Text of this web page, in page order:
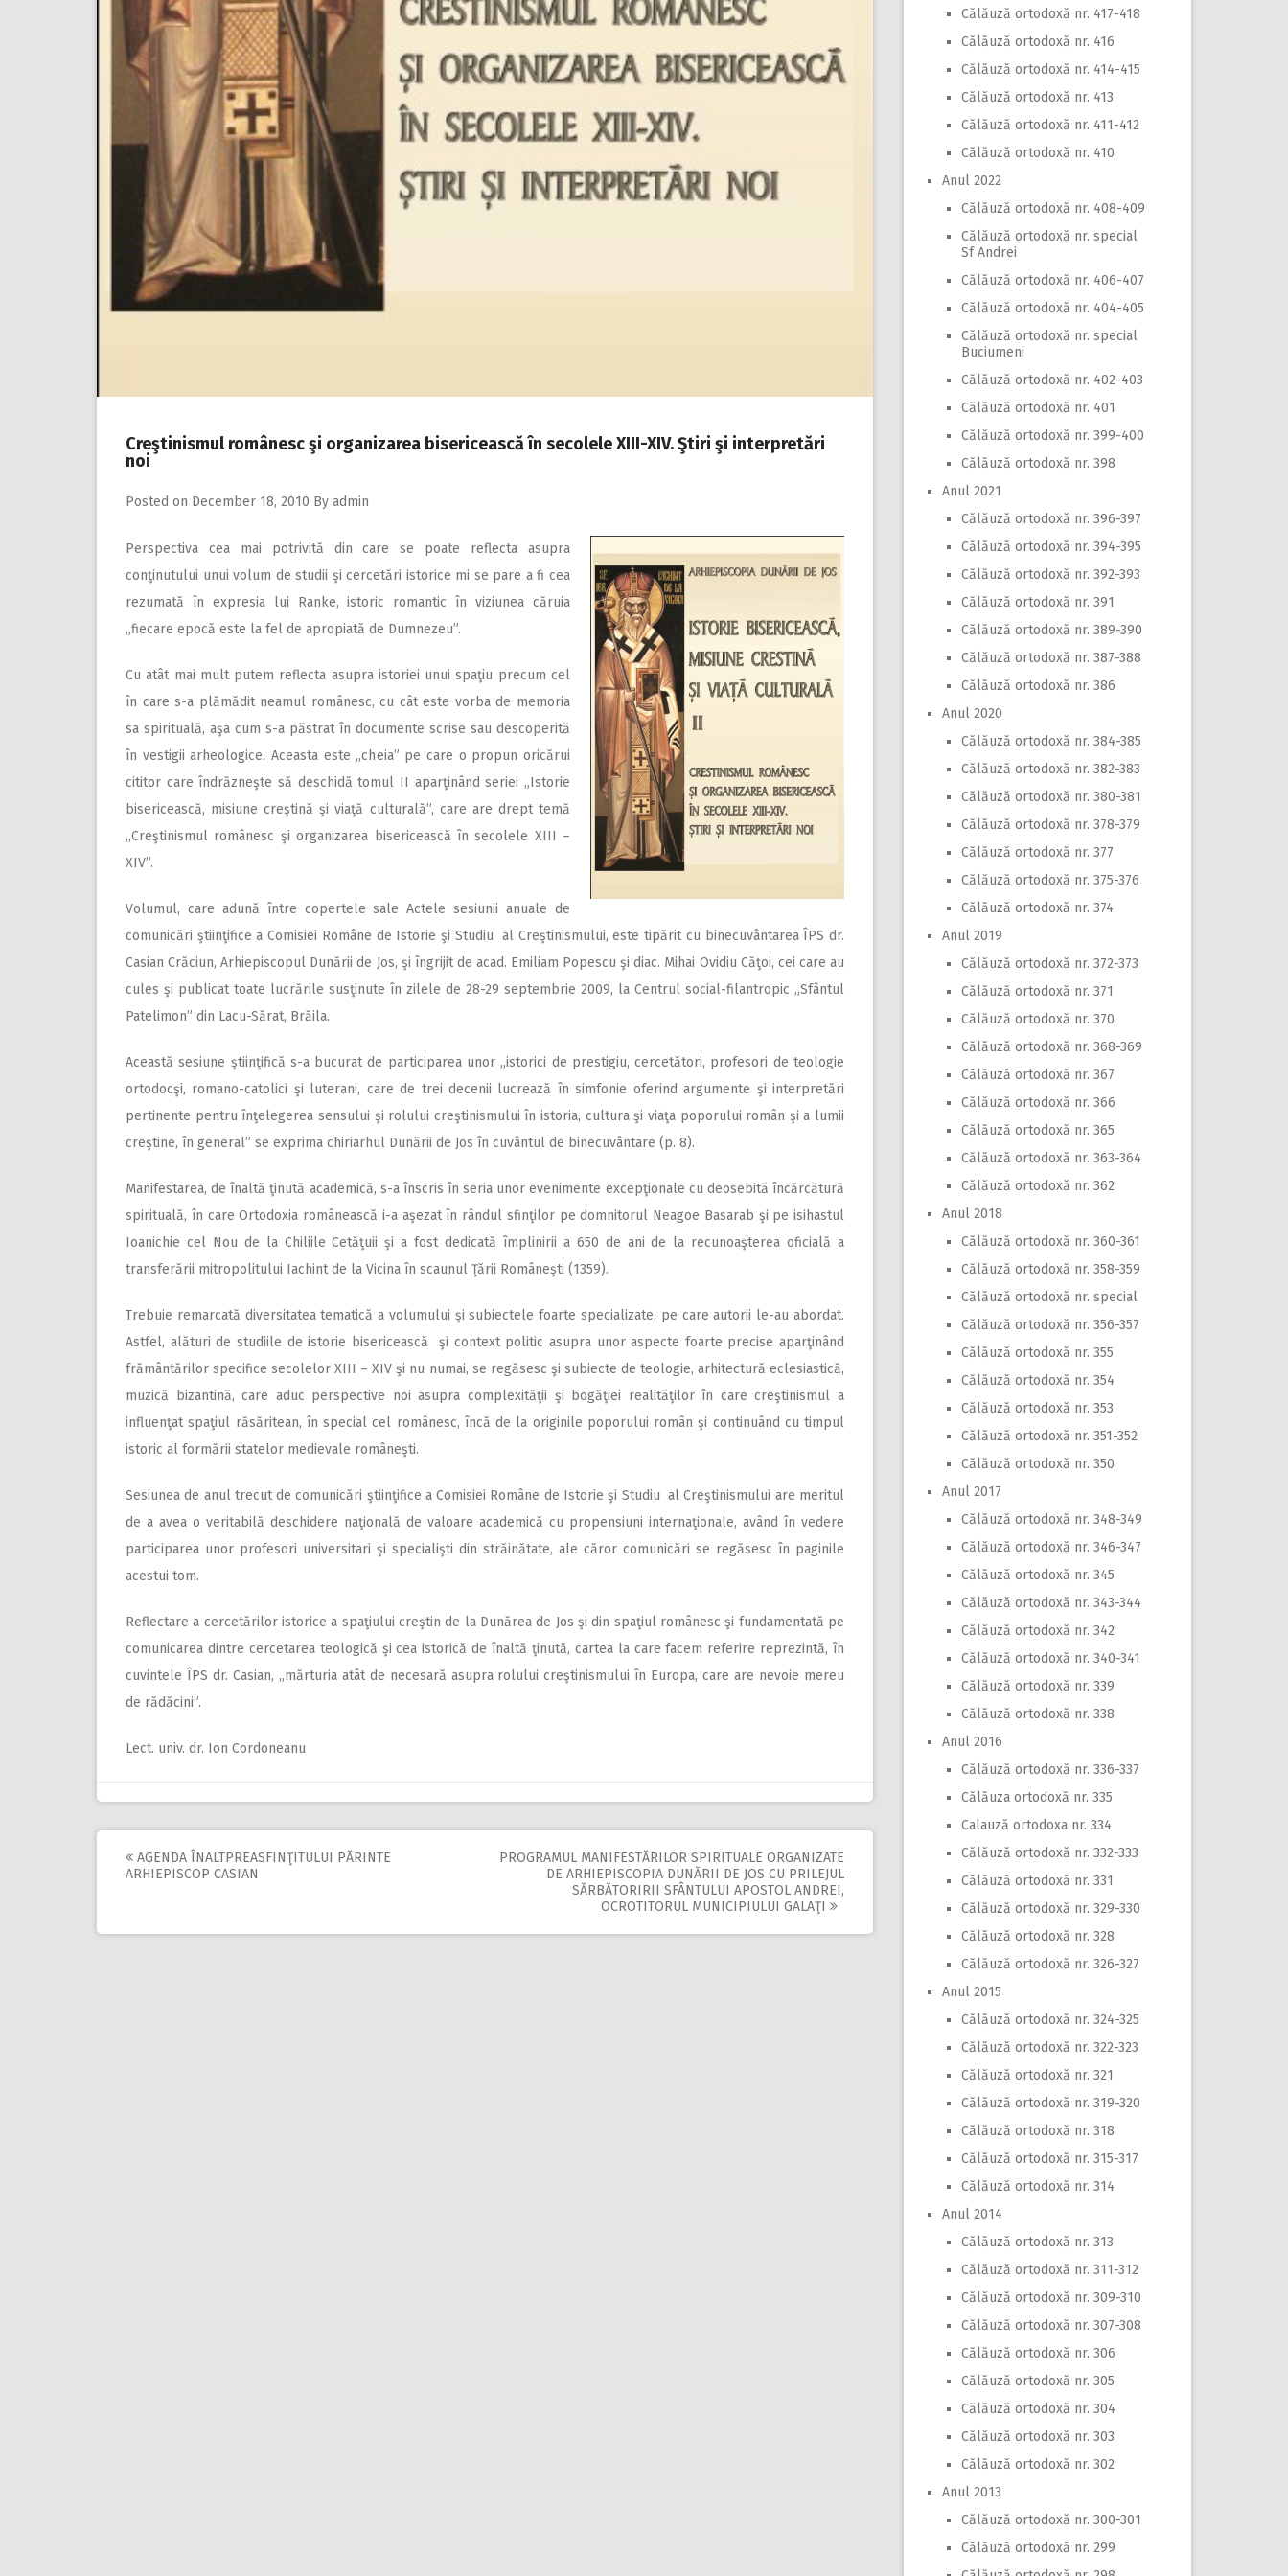
Creştinismul românesc şi organizarea bisericească în secolele XIII-XIV. Ştiri şi interpretări
noi
Posted on December 18, 2010 By admin
Perspectiva cea mai potrivită din care se poate reflecta asupra
conţinutului unui volum de studii şi cercetări istorice mi se pare a fi cea
rezumată în expresia lui Ranke, istoric romantic în viziunea căruia
„fiecare epocă este la fel de apropiată de Dumnezeu”.
Cu atât mai mult putem reflecta asupra istoriei unui spaţiu precum cel
în care s-a plămădit neamul românesc, cu cât este vorba de memoria
sa spirituală, aşa cum s-a păstrat în documente scrise sau descoperită
în vestigii arheologice. Aceasta este „cheia” pe care o propun oricărui
cititor care îndrăzneşte să deschidă tomul II aparţinând seriei „Istorie
bisericească, misiune creştină şi viaţă culturală”, care are drept temă
,,Creştinismul românesc şi organizarea bisericească în secolele XIII –
XIV”.
Volumul, care adună între copertele sale Actele sesiunii anuale de
comunicări ştiinţifice a Comisiei Române de Istorie şi Studiu al Creştinismului, este tipărit cu binecuvântarea ÎPS dr.
Casian Crăciun, Arhiepiscopul Dunării de Jos, şi îngrijit de acad. Emiliam Popescu şi diac. Mihai Ovidiu Căţoi, cei care au
cules şi publicat toate lucrările susţinute în zilele de 28-29 septembrie 2009, la Centrul social-filantropic „Sfântul
Patelimon” din Lacu-Sărat, Brăila.
Această sesiune ştiinţifică s-a bucurat de participarea unor „istorici de prestigiu, cercetători, profesori de teologie
ortodocşi, romano-catolici şi luterani, care de trei decenii lucrează în simfonie oferind argumente şi interpretări
pertinente pentru înţelegerea sensului şi rolului creştinismului în istoria, cultura şi viaţa poporului român şi a lumii
creştine, în general” se exprima chiriarhul Dunării de Jos în cuvântul de binecuvântare (p. 8).
Manifestarea, de înaltă ţinută academică, s-a înscris în seria unor evenimente excepţionale cu deosebită încărcătură
spirituală, în care Ortodoxia românească i-a aşezat în rândul sfinţilor pe domnitorul Neagoe Basarab şi pe isihastul
Ioanichie cel Nou de la Chiliile Cetăţuii şi a fost dedicată împlinirii a 650 de ani de la recunoaşterea oficială a
transferării mitropolitului Iachint de la Vicina în scaunul Ţării Româneşti (1359).
Trebuie remarcată diversitatea tematică a volumului şi subiectele foarte specializate, pe care autorii le-au abordat.
Astfel, alături de studiile de istorie bisericească şi context politic asupra unor aspecte foarte precise aparţinând
frământărilor specifice secolelor XIII – XIV şi nu numai, se regăsesc şi subiecte de teologie, arhitectură eclesiastică,
muzică bizantină, care aduc perspective noi asupra complexităţii şi bogăţiei realităţilor în care creştinismul a
influenţat spaţiul răsăritean, în special cel românesc, încă de la originile poporului român şi continuând cu timpul
istoric al formării statelor medievale româneşti.
Sesiunea de anul trecut de comunicări ştiinţifice a Comisiei Române de Istorie şi Studiu al Creştinismului are meritul
de a avea o veritabilă deschidere naţională de valoare academică cu propensiuni internaţionale, având în vedere
participarea unor profesori universitari şi specialişti din străinătate, ale căror comunicări se regăsesc în paginile
acestui tom.
Reflectare a cercetărilor istorice a spaţiului creştin de la Dunărea de Jos şi din spaţiul românesc şi fundamentată pe
comunicarea dintre cercetarea teologică şi cea istorică de înaltă ţinută, cartea la care facem referire reprezintă, în
cuvintele ÎPS dr. Casian, „mărturia atât de necesară asupra rolului creştinismului în Europa, care are nevoie mereu
de rădăcini”.
Lect. univ. dr. Ion Cordoneanu
Post
AGENDA ÎNALTPREASFINŢITULUI PĂRINTE
ARHIEPISCOP CASIAN
PROGRAMUL MANIFESTĂRILOR SPIRITUALE ORGANIZATE
DE ARHIEPISCOPIA DUNĂRII DE JOS CU PRILEJUL
SĂRBĂTORIRII SFÂNTULUI APOSTOL ANDREI,
OCROTITORUL MUNICIPIULUI GALAŢI
Călăuză ortodoxă nr. 417-418
Călăuză ortodoxă nr. 416
Călăuză ortodoxă nr. 414-415
Călăuză ortodoxă nr. 413
Călăuză ortodoxă nr. 411-412
Călăuză ortodoxă nr. 410
Anul 2022
Călăuză ortodoxă nr. 408-409
Călăuză ortodoxă nr. special
Sf Andrei
Călăuză ortodoxă nr. 406-407
Călăuză ortodoxă nr. 404-405
Călăuză ortodoxă nr. special
Buciumeni
Călăuză ortodoxă nr. 402-403
Călăuză ortodoxă nr. 401
Călăuză ortodoxă nr. 399-400
Călăuză ortodoxă nr. 398
Anul 2021
Călăuză ortodoxă nr. 396-397
Călăuză ortodoxă nr. 394-395
Călăuză ortodoxă nr. 392-393
Călăuză ortodoxă nr. 391
Călăuză ortodoxă nr. 389-390
Călăuză ortodoxă nr. 387-388
Călăuză ortodoxă nr. 386
Anul 2020
Călăuză ortodoxă nr. 384-385
Călăuză ortodoxă nr. 382-383
Călăuză ortodoxă nr. 380-381
Călăuză ortodoxă nr. 378-379
Călăuză ortodoxă nr. 377
Călăuză ortodoxă nr. 375-376
Călăuză ortodoxă nr. 374
Anul 2019
Călăuză ortodoxă nr. 372-373
Călăuză ortodoxă nr. 371
Călăuză ortodoxă nr. 370
Călăuză ortodoxă nr. 368-369
Călăuză ortodoxă nr. 367
Călăuză ortodoxă nr. 366
Călăuză ortodoxă nr. 365
Călăuză ortodoxă nr. 363-364
Călăuză ortodoxă nr. 362
Anul 2018
Călăuză ortodoxă nr. 360-361
Călăuză ortodoxă nr. 358-359
Călăuză ortodoxă nr. special
Călăuză ortodoxă nr. 356-357
Călăuză ortodoxă nr. 355
Călăuză ortodoxă nr. 354
Călăuză ortodoxă nr. 353
Călăuză ortodoxă nr. 351-352
Călăuză ortodoxă nr. 350
Anul 2017
Călăuză ortodoxă nr. 348-349
Călăuză ortodoxă nr. 346-347
Călăuză ortodoxă nr. 345
Călăuză ortodoxă nr. 343-344
Călăuză ortodoxă nr. 342
Călăuză ortodoxă nr. 340-341
Călăuză ortodoxă nr. 339
Călăuză ortodoxă nr. 338
Anul 2016
Călăuză ortodoxă nr. 336-337
Călăuza ortodoxă nr. 335
Calauză ortodoxa nr. 334
Călăuză ortodoxă nr. 332-333
Călăuză ortodoxă nr. 331
Călăuză ortodoxă nr. 329-330
Călăuză ortodoxă nr. 328
Călăuză ortodoxă nr. 326-327
Anul 2015
Călăuză ortodoxă nr. 324-325
Călăuză ortodoxă nr. 322-323
Călăuză ortodoxă nr. 321
Călăuză ortodoxă nr. 319-320
Călăuză ortodoxă nr. 318
Călăuză ortodoxă nr. 315-317
Călăuză ortodoxă nr. 314
Anul 2014
Călăuză ortodoxă nr. 313
Călăuză ortodoxă nr. 311-312
Călăuză ortodoxă nr. 309-310
Călăuză ortodoxă nr. 307-308
Călăuză ortodoxă nr. 306
Călăuză ortodoxă nr. 305
Călăuză ortodoxă nr. 304
Călăuză ortodoxă nr. 303
Călăuză ortodoxă nr. 302
Anul 2013
Călăuză ortodoxă nr. 300-301
Călăuză ortodoxă nr. 299